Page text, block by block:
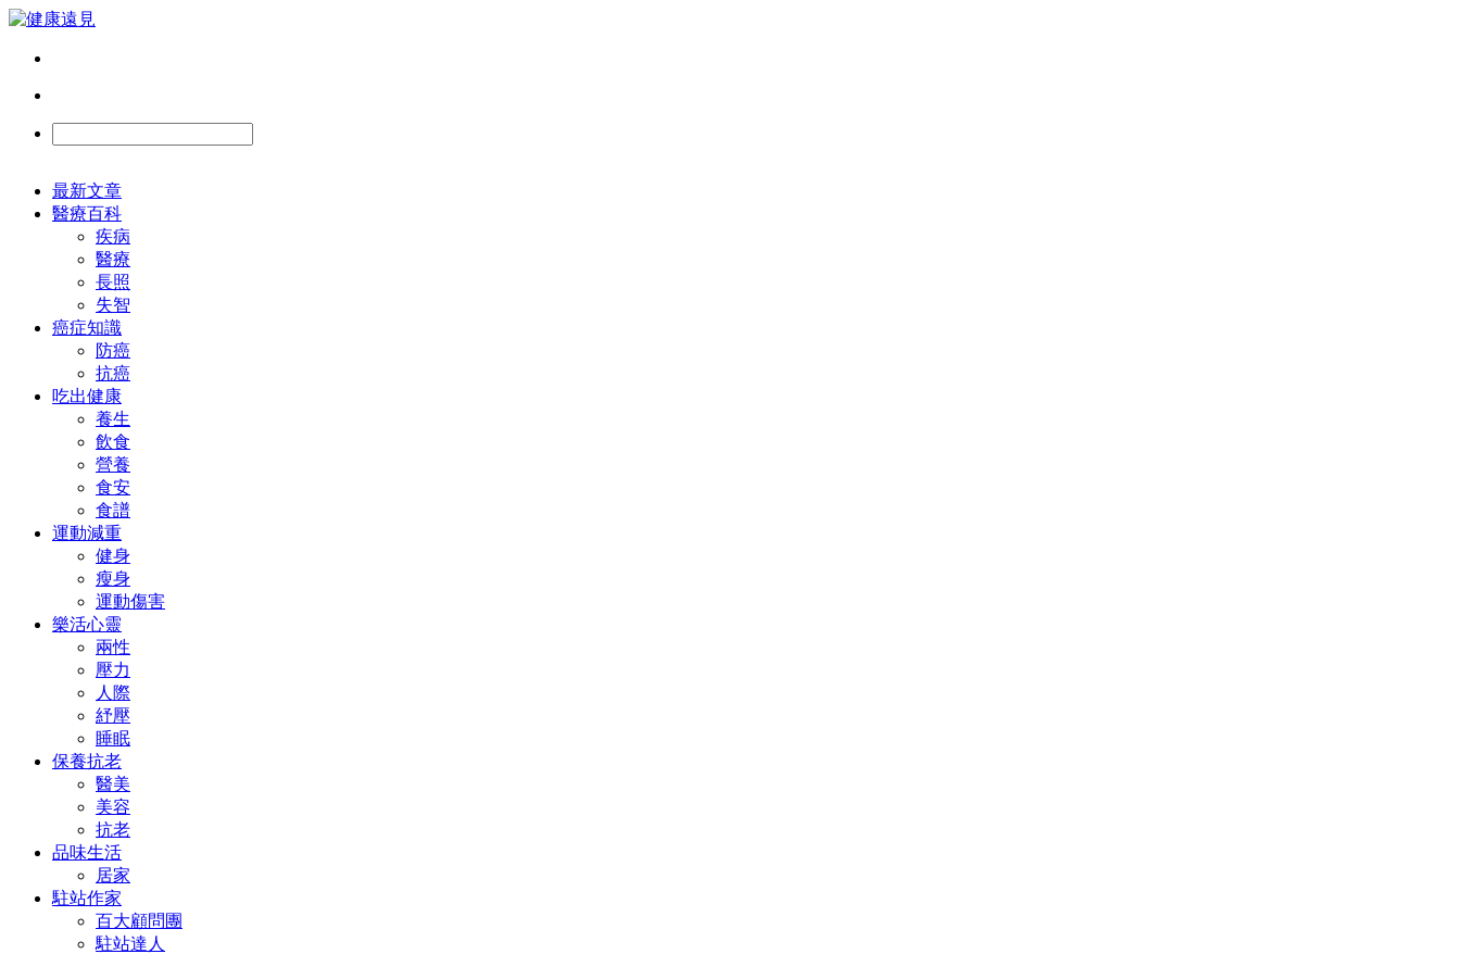
最新文章
醫療百科
疾病
醫療
長照
失智
癌症知識
防癌
抗癌
吃出健康
養生
飲食
營養
食安
食譜
運動減重
健身
瘦身
運動傷害
樂活心靈
兩性
壓力
人際
紓壓
睡眠
保養抗老
醫美
美容
抗老
品味生活
居家
駐站作家
百大顧問團
駐站達人